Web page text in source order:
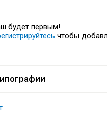
будет первым!
чтобы